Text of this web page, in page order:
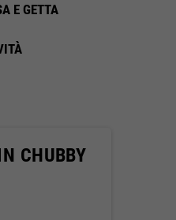
E GETTA
CHUBBY